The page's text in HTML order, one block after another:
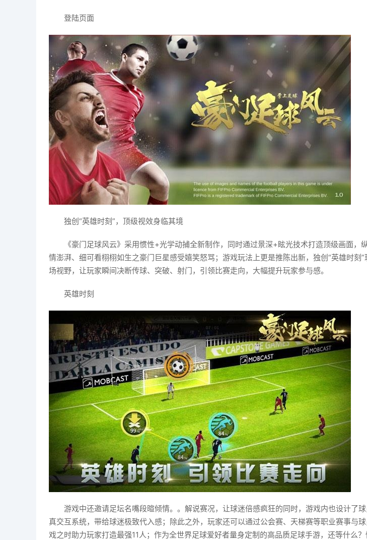
登陆页面
独创“英雄时刻”，顶级视效身临其境
《豪门足球风云》采用惯性+光学动捕全新制作，同时通过景深+眩光技术打造顶级画面，
情澎湃、细可看栩栩如生之豪门巨星感受嬉笑怒骂；游戏玩法上更是推陈出新，独创“英雄时刻
场视野，让玩家瞬间决断传球、突破、射门，引领比赛走向，大幅提升玩家参与感。
英雄时刻
游戏中还邀请足坛名嘴段暄倾情。。解说赛况，让球迷倍感疯狂的同时，游戏内也设计了
真交互系统，带给球迷极致代入感；除此之外，玩家还可以通过公会赛、天梯赛等职业赛事与
戏之时助力玩家打造最强11人；作为全世界足球爱好者量身定制的高品质足球手游，还等什么